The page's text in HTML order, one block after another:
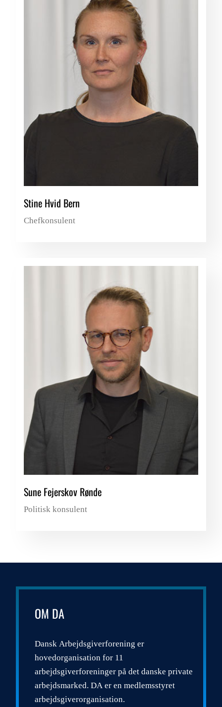
Stine Hvid Bern
Chefkonsulent
Sune Fejerskov Rønde
Politisk konsulent
OM DA
Dansk Arbejdsgiverforening er
hovedorganisation for 11
arbejdsgiverforeninger på det danske private
arbejdsmarked. DA er en medlemsstyret
arbejdsgiverorganisation.